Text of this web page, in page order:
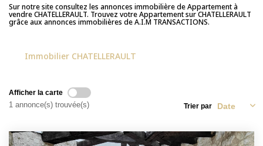
Nos Témoignages
Nos Partenaires
MON COMPTE
Sur notre site consultez les annonces immobilière de Appartement à
vendre CHATELLERAULT. Trouvez votre Appartement sur CHATELLERAULT
grâce aux annonces immobilières de A.I.M TRANSACTIONS.
Immobilier CHATELLERAULT
Afficher la carte
1 annonce(s) trouvée(s) Trier par